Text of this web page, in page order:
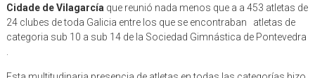
Cidade de Vilagarcíaque reunió nada menos que a a 453 atletas de
24 clubes de toda Galicia entre los que se encontraban atletas de
categoria sub 10 a sub 14 de la Sociedad Gimnástica de Pontevedra
.